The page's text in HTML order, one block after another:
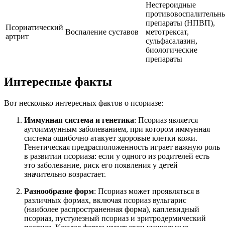
Псориатический
артрит
Воспаление суставов
Нестероидные
препараты (НПВП),
метотрексат,
сульфасалазин,
биологические
препараты
Интересные факты
Вот несколько интересных фактов о псориазе:
Иммунная система и генетика: Псориаз является
аутоиммунным заболеванием, при котором иммунная
система ошибочно атакует здоровые клетки кожи.
Генетическая предрасположенность играет важную роль
в развитии псориаза: если у одного из родителей есть
это заболевание, риск его появления у детей
значительно возрастает.
Разнообразие форм: Псориаз может проявляться в
различных формах, включая псориаз вульгарис
(наиболее распространенная форма), каплевидный
псориаз, пустулезный псориаз и эритродермический